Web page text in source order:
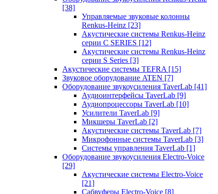
[38]
Управляемые звуковые колонны
Renkus-Heinz [23]
Акустические системы Renkus-Heinz
серии C SERIES [12]
Акустические системы Renkus-Heinz
серии S Series [3]
Акустические системы TEFRA [15]
Звуковое оборудование ATEN [7]
Оборудование звукоусиления TaverLab [41]
Аудиоинтерфейсы TaverLab [9]
Аудиопроцессоры TaverLab [10]
Усилители TaverLab [9]
Микшеры TaverLab [2]
Акустические системы TaverLab [7]
Микрофонные системы TaverLab [3]
Системы управления TaverLab [1]
Оборудование звукоусиления Electro-Voice
[29]
Акустические системы Electro-Voice
[21]
Сабвуферы Electro-Voice [8]